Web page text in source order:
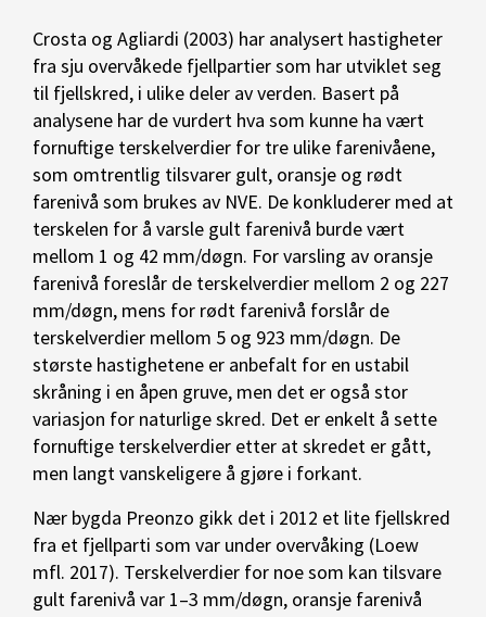
Crosta og Agliardi (2003) har analysert hastigheter
fra sju overvåkede fjellpartier som har utviklet seg
til fjellskred, i ulike deler av verden. Basert på
analysene har de vurdert hva som kunne ha vært
fornuftige terskelverdier for tre ulike farenivåene,
som omtrentlig tilsvarer gult, oransje og rødt
farenivå som brukes av NVE. De konkluderer med at
terskelen for å varsle gult farenivå burde vært
mellom 1 og 42 mm/døgn. For varsling av oransje
farenivå foreslår de terskelverdier mellom 2 og 227
mm/døgn, mens for rødt farenivå forslår de
terskelverdier mellom 5 og 923 mm/døgn. De
største hastighetene er anbefalt for en ustabil
skråning i en åpen gruve, men det er også stor
variasjon for naturlige skred. Det er enkelt å sette
fornuftige terskelverdier etter at skredet er gått,
men langt vanskeligere å gjøre i forkant.
Nær bygda Preonzo gikk det i 2012 et lite fjellskred
fra et fjellparti som var under overvåking (Loew
mfl. 2017). Terskelverdier for noe som kan tilsvare
gult farenivå var 1–3 mm/døgn, oransje farenivå